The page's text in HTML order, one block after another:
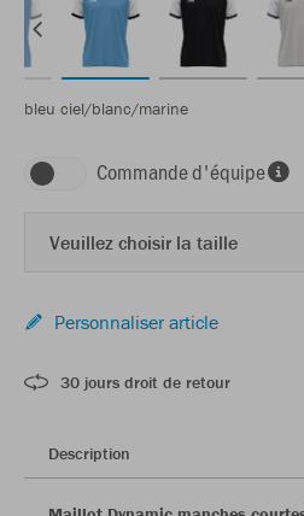
bleu ciel/blanc/marine
Commande d'équipe
Veuillez choisir la taille
Personnaliser article
30 jours droit de retour
Description